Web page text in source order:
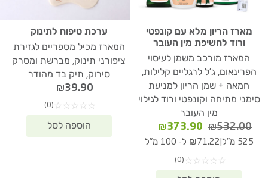
מארז הריון מלא עם קונפטי
ורוד לחשיפת מין העובר
המארז מורכב משמן לעיסוי
הפרינאום, ג'ל לרגליים קלילות,
חמאה + שמן הריון למניעת
סימני מתיחה וקונפטי ורוד לגילוי
מין העובר
₪532.00
המחיר
המקורי
₪532.00.
₪373.90
המחיר
הנוכחי
525 מ"ל ₪71.22 ל- 100 מ"ל
☆
☆
☆
☆
☆
(0)
ערכת טיפוח לתינוק
המארז מכיל מספריים לגזירת
ציפורני תינוק, מברשת ומסרק
סירוק, תיק בד מהודר
₪39.90
☆
☆
☆
☆
☆
(0)